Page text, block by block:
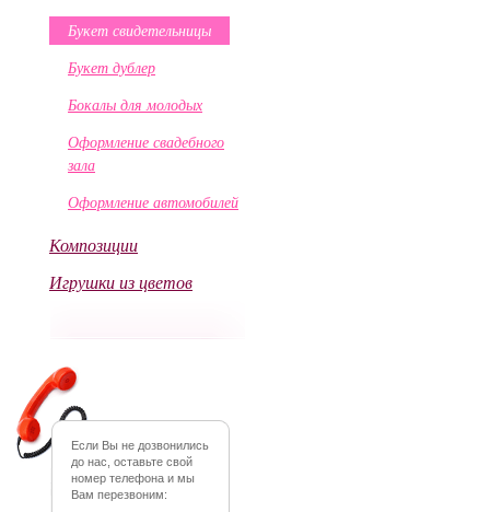
Букет свидетельницы
Букет дублер
Бокалы для молодых
Оформление свадебного
зала
Оформление автомобилей
Композиции
Игрушки из цветов
Если Вы не дозвонились
до нас, оставьте свой
номер телефона и мы
Вам перезвоним: